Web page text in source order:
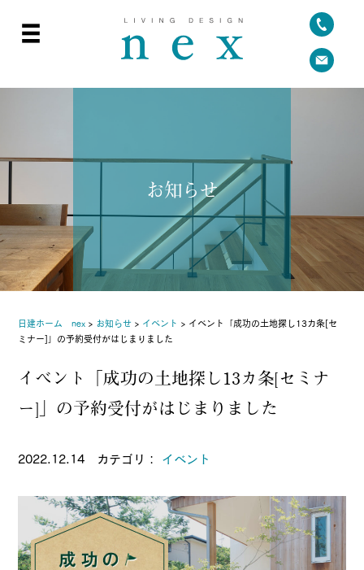
お知らせ
日建ホーム nex > お知らせ > イベント > イベント「成功の土地探し13カ条[セ
ミナー]」の予約受付がはじまりました
イベント「成功の土地探し13カ条[セミナ
ー]」の予約受付がはじまりました
2022.12.14 カテゴリ： イベント